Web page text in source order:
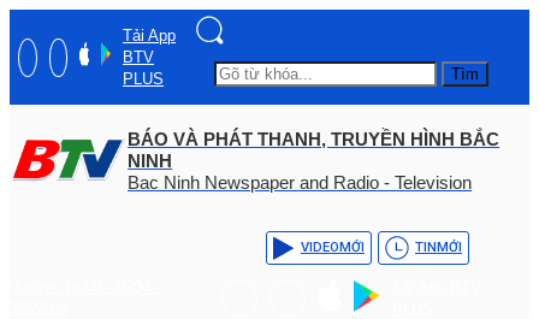
Tải App
BTV
PLUS
Tìm
BÁO VÀ PHÁT THANH, TRUYỀN HÌNH BẮC
NINH
Bac Ninh Newspaper and Radio - Television
VIDEOMỚI TINMỚI